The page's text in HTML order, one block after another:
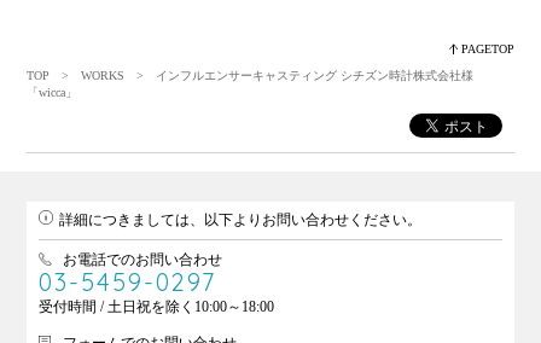
PAGETOP
TOP
>WORKS
> インフルエンサーキャスティング シチズン時計株式会社様
「wicca」
詳細につきましては、以下よりお問い合わせください。
お電話でのお問い合わせ
03-5459-0297
受付時間 / 土日祝を除く10:00～18:00